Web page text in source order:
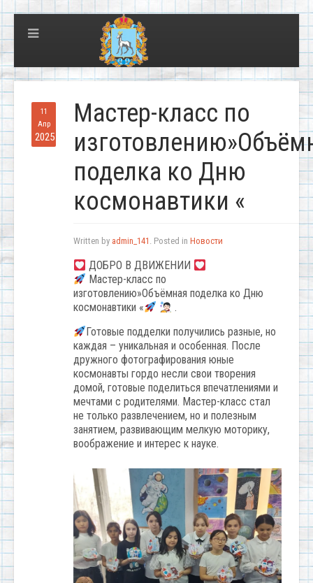
11
Апр
2025
Мастер-класс по
поделка ко Дню
космонавтики «
Written by admin_141 . Posted in Новости
ДОБРО В ДВИЖЕНИИ
Мастер-класс по
изготовлению»Объёмная поделка ко Дню
космонавтики «
.
Готовые подделки получились разные, но
каждая – уникальная и особенная. После
дружного фотографирования юные
космонавты гордо несли свои творения
домой, готовые поделиться впечатлениями и
мечтами с родителями. Мастер-класс стал
не только развлечением, но и полезным
занятием, развивающим мелкую моторику,
воображение и интерес к науке.